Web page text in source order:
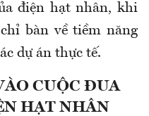
điện hạt nhân, khi
bàn về tiềm năng
dự án thực tế.
CUỘC ĐUA
HẠT NHÂN